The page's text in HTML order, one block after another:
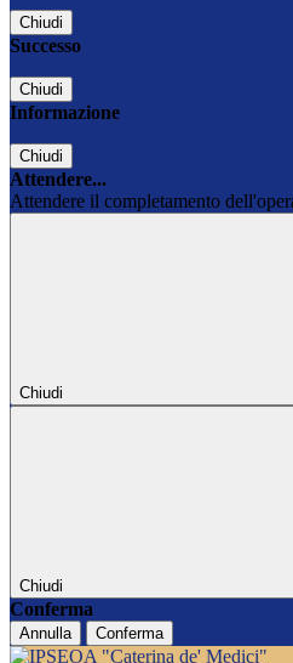
Chiudi
Successo
Chiudi
Informazione
Chiudi
Attendere...
Attendere il completamento
Chiudi
Chiudi
Conferma
Annulla Conferma